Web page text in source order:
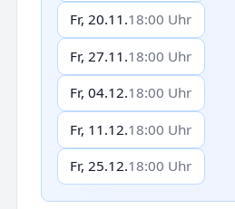
Fr, 20.11.18:00 Uhr
Fr, 27.11.18:00 Uhr
Fr, 04.12.18:00 Uhr
Fr, 11.12.18:00 Uhr
Fr, 25.12.18:00 Uhr